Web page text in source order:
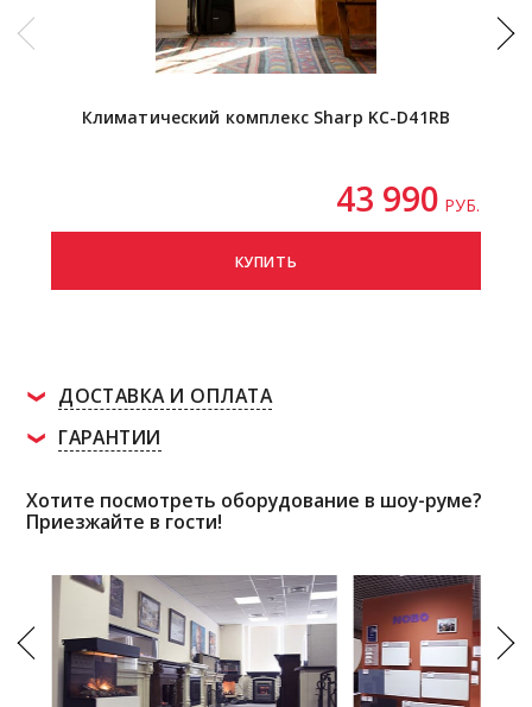
Климатический комплекс Sharp KC-D41RB
43 990 РУБ.
КУПИТЬ
ДОСТАВКА И ОПЛАТА
ГАРАНТИИ
Хотите посмотреть оборудование в шоу-руме?
Приезжайте в гости!